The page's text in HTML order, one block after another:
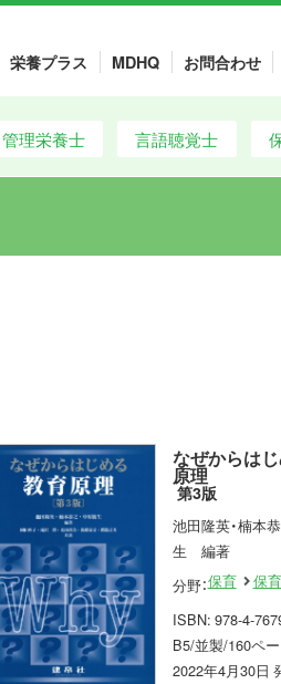
栄養プラス MDHQ お問合わせ
管理栄養士 言語聴覚士
なぜからは
原理
第3版
池田隆英・楠本
生 編著
分野：保育
保
ISBN: 978-4-
B5/並製/160ペ
2022年4月30日